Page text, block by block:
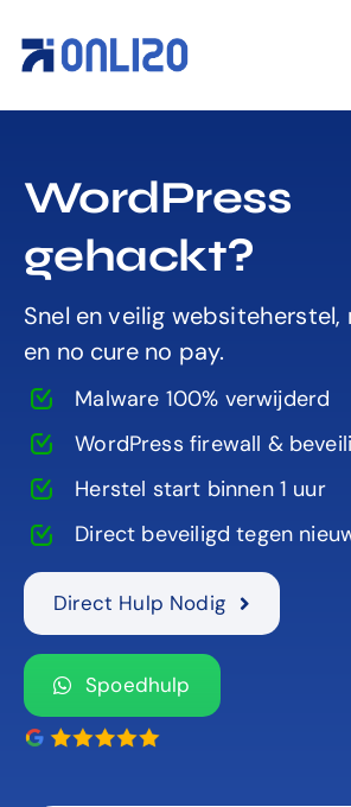
naar
Diensten
Kennisbank
WordPress
gehackt?
Snel en veilig
en no cure no pay.
Malware 100% verwijderd
WordPress firewall &
Herstel start binnen 1 uur
Direct beveiligd tegen
Direct Hulp Nodig
Spoedhulp